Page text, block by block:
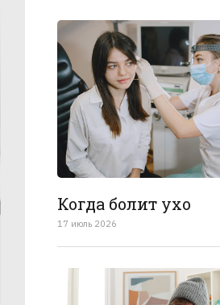
Когда болит ухо
17 июль 2026